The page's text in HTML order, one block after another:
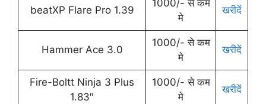
beatXP Flare Pro 1.39
1000/- से कम
मे
खरीदें
Hammer Ace 3.0
1000/- से कम
मे
खरीदें
Fire-Boltt Ninja 3 Plus
1.83″
1000/- से कम
मे
खरीदें